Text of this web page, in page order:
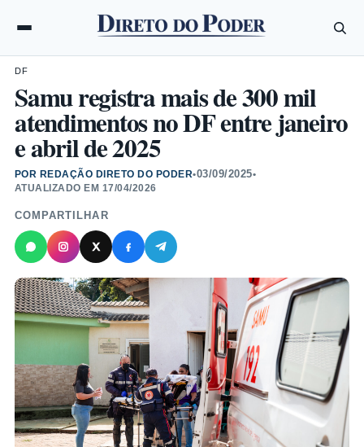
DF
Samu registra mais de 300 mil
atendimentos no DF entre janeiro
e abril de 2025
POR REDAÇÃO DIRETO DO PODER•03/09/2025•
ATUALIZADO EM 17/04/2026
COMPARTILHAR